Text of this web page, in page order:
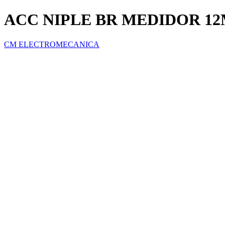
ACC NIPLE BR MEDIDOR
CM ELECTROMECANICA